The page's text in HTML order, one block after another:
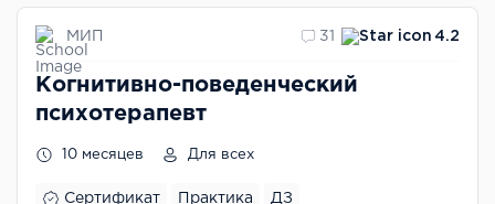
МИП 31 4.2
Когнитивно-поведенческий
психотерапевт
10 месяцев Для всех
Сертификат Практика ДЗ